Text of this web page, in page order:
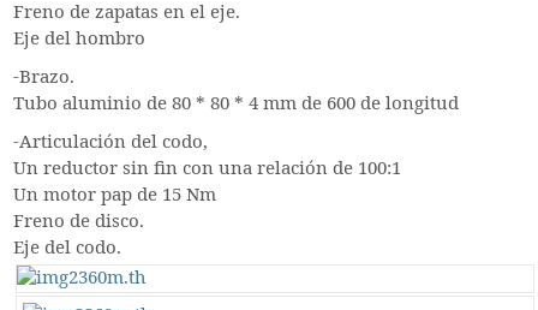
Freno de zapatas en el eje.
Eje del hombro
-Brazo.
Tubo aluminio de 80 * 80 * 4 mm de 600 de longitud
-Articulación del codo,
Un reductor sin fin con una relación de 100:1
Un motor pap de 15 Nm
Freno de disco.
Eje del codo.